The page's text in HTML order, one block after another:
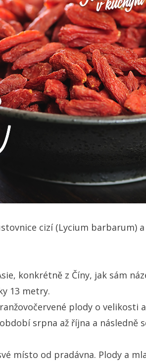
cizí (Lycium barbarum) a
konkrétně z Číny, jak sám
13 metry.
plody o velikosti
srpna až října a následně
místo od pradávna. Plody a